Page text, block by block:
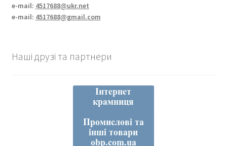
e-mail: 4517688@ukr.net
e-mail: 4517688@gmail.com
Наші друзі та партнери